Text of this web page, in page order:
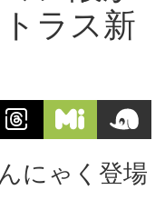
ラス新
にゃく登場